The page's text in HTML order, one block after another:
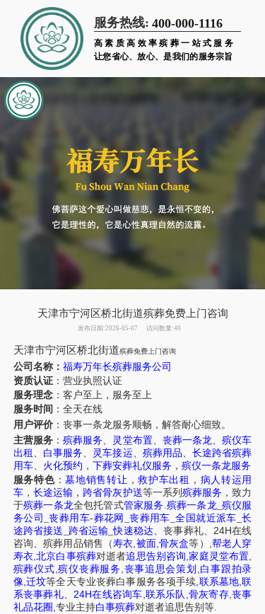
服务热线: 400-000-1116
高素质高效率殡葬一站式服务
让您省心、放心、是我们的服务宗旨
天津市宁河区桥北街道殡葬免费上门咨询
发布日期:2026-05-07 访问数量:40
天津市宁河区桥北街道殡葬免费上门咨询
公司名称： 福寿万年长殡葬服务公司
资质认证：营业执照认证
服务理念：客户至上，服务至上
服务时间 ：全天在线
用户评价：丧事一条龙服务顺畅，解答耐心细致。
主营服务 ：殡葬服务、 灵堂布置、 丧葬一条龙、殡仪车
出租 、 白事服务、 灵车接运、 殡葬用品、 长途跨省殡葬
用车、 火化预约 ， 下葬安葬礼仪服务 ， 殡仪一条龙服务
服务特色：墓地销售转让 ，救护车出租 ， 病人转运用
车， 长途运输 ，跨省骨灰护送等一系列 殡葬服务 ，致力
于殡葬一条龙全包托管式管家服务 .殡葬一条龙_ 殡仪服
务公司
_丧葬用车-葬花网 丧葬用车 全国就近派车 长
途跨省接送 跨省运输 _快速稳达、丧事葬礼、 24H在线
咨询、殡葬用品销售 （寿衣 被面, 骨灰盒等）
帮老人穿
寿衣 ,北京白事殡葬对逝者追思告别咨询 ,家庭灵堂布置
殡葬仪式 殡仪丧葬服务 丧事追思会策划 白事跟拍录
像 迁坟等全天专业丧葬白事服务各项手续 联系墓地 ,联
系丧事葬礼、24H在线咨询车 联系乐队 骨灰寄存, 丧事
礼品花圈 专业主持白事殡葬对逝者追思告别等.